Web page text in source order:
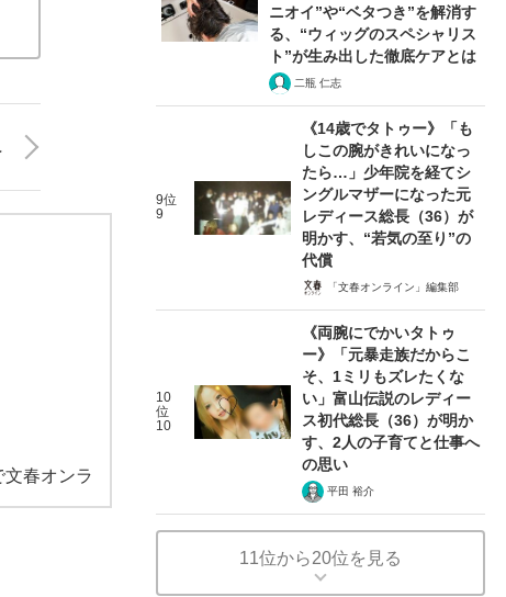
文春オンラ
ニオイ”や“ベタつき”を解消す
る、“ウィッグのスペシャリス
ト”が生み出した徹底ケアとは
二瓶 仁志
9位
9
《14歳でタトゥー》「も
しこの腕がきれいになっ
たら…」少年院を経てシ
ングルマザーになった元
レディース総長（36）が
明かす、“若気の至り”の
代償
「文春オンライン」編集部
10
位
10
《両腕にでかいタトゥ
ー》「元暴走族だからこ
そ、1ミリもズレたくな
い」富山伝説のレディー
ス初代総長（36）が明か
す、2人の子育てと仕事へ
の思い
平田 裕介
11位から20位を見る